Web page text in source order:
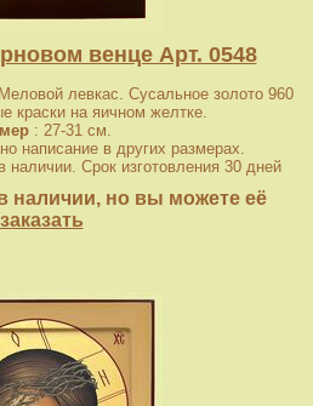
венце Арт. 0548
левкас. Сусальное золото 960
краски на яичном желтке.
: 27-31 см.
написание в других размерах.
наличии. Срок изготовления 30 дней
наличии, но вы можете её
заказать